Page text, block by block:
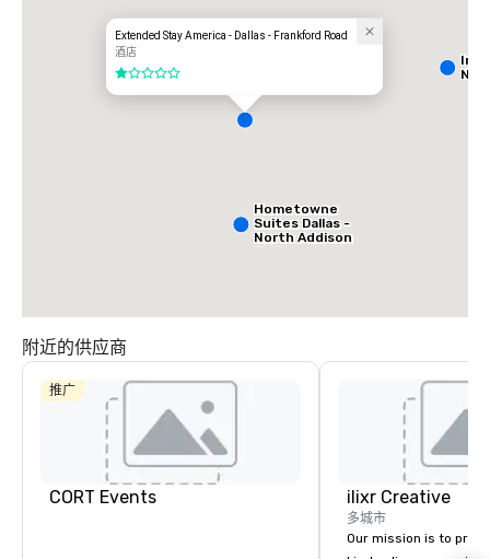
Extended Stay America - Dallas - Frankford Road
酒店
1/5
Hometowne
Suites Dallas -
North Addison
附近的供应商
推广
CORT Events ilixr Creative
多城市
Our mission is to